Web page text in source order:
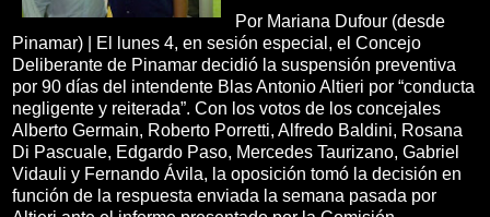
Por Mariana Dufour (desde
Pinamar) | El lunes 4, en sesión especial, el Concejo
Deliberante de Pinamar decidió la suspensión preventiva
por 90 días del intendente Blas Antonio Altieri por “conducta
negligente y reiterada”. Con los votos de los concejales
Alberto Germain, Roberto Porretti, Alfredo Baldini, Rosana
Di Pascuale, Edgardo Paso, Mercedes Taurizano, Gabriel
Vidauli y Fernando Ávila, la oposición tomó la decisión en
función de la respuesta enviada la semana pasada por